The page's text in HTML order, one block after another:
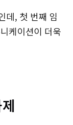
데, 첫 번째 임
케이션이 더욱